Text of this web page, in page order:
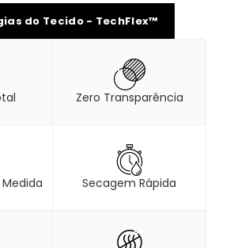
do Tecido - TechFlex™
Zero Transparência
Secagem Rápida